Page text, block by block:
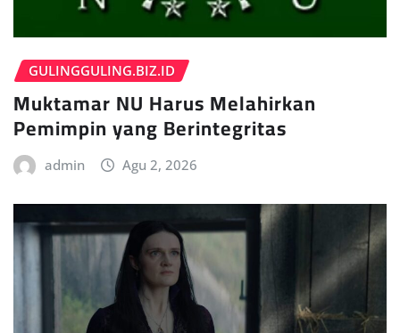
GULINGGULING.BIZ.ID
Muktamar NU Harus Melahirkan
Pemimpin yang Berintegritas
admin Agu 2, 2026